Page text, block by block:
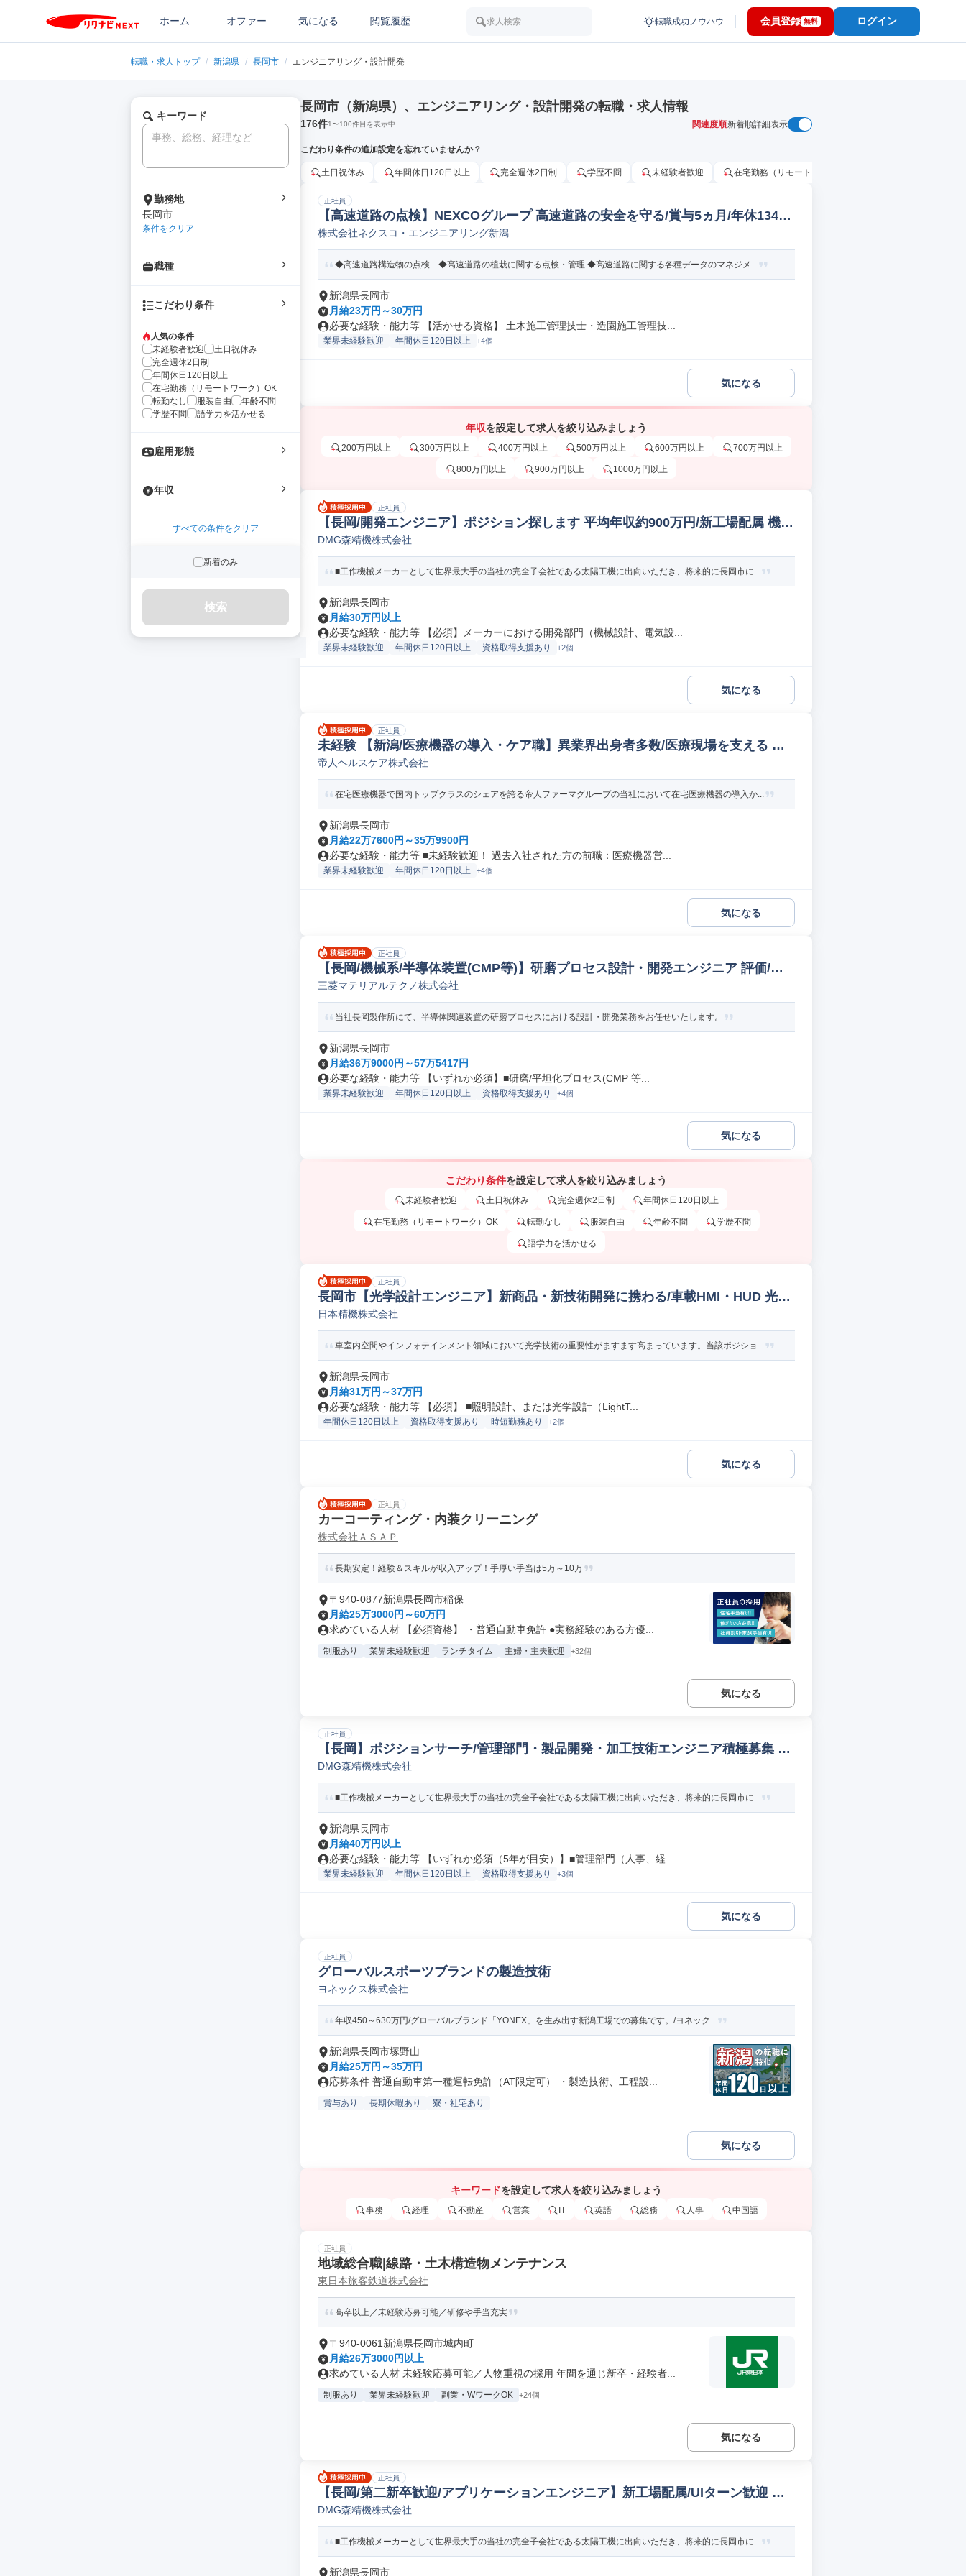
ホーム オファー 気になる 閲覧履歴 求人検索 転職成功ノウハウ 会員登録 無料 ログイン
転職・求人トップ / 新潟県 / 長岡市 / エンジニアリング・設計開発
キーワード
勤務地
長岡市
条件をクリア
職種
こだわり条件
人気の条件
未経験者歓迎
土日祝休み
完全週休2日制
年間休日120日以上
在宅勤務（リモートワーク）OK
転勤なし
服装自由
年齢不問
学歴不問
語学力を活かせる
雇用形態
年収
すべての条件をクリア
新着のみ
検索
長岡市（新潟県）、エンジニアリング・設計開発の転職・求人情報
176件1〜100件目を表示中 関連度順新着順詳細表示
こだわり条件の追加設定を忘れていませんか？
土日祝休み 年間休日120日以上 完全週休2日制 学歴不問 未経験者歓迎 在宅勤務（リモートワーク）OK
正社員
【高速道路の点検】NEXCOグループ 高速道路の安全を守る/賞与5ヵ月/年休134日
土木建設コンサルタント
株式会社ネクスコ・エンジニアリング新潟
◆高速道路構造物の点検 ◆高速道路の植栽に関する点検・管理 ◆高速道路に関する各種データのマネジメ...
新潟県長岡市
月給23万円～30万円
必要な経験・能力等 【活かせる資格】 土木施工管理技士・造園施工管理技...
業界未経験歓迎 年間休日120日以上 +4個
気になる
年収を設定して求人を絞り込みましょう
200万円以上 300万円以上 400万円以上 500万円以上 600万円以上 700万円以上
800万円以上 900万円以上 1000万円以上
正社員
【長岡/開発エンジニア】ポジション探します 平均年収約900万円/新工場配属 機械
研究開発
DMG森精機株式会社
■工作機械メーカーとして世界最大手の当社の完全子会社である太陽工機に出向いただき、将来的に長岡市に...
新潟県長岡市
月給30万円以上
必要な経験・能力等 【必須】メーカーにおける開発部門（機械設計、電気設...
業界未経験歓迎 年間休日120日以上 資格取得支援あり +2個
気になる
正社員
未経験 【新潟/医療機器の導入・ケア職】異業界出身者多数/医療現場を支える 機
械フィールド/サポートエンジニア
帝人ヘルスケア株式会社
在宅医療機器で国内トップクラスのシェアを誇る帝人ファーマグループの当社において在宅医療機器の導入か...
新潟県長岡市
月給22万7600円～35万9900円
必要な経験・能力等 ■未経験歓迎！ 過去入社された方の前職：医療機器営...
業界未経験歓迎 年間休日120日以上 +4個
気になる
正社員
【長岡/機械系/半導体装置(CMP等)】研磨プロセス設計・開発エンジニア 評価/実
験/テスト(機械/電気/電子製品専門職)
三菱マテリアルテクノ株式会社
当社長岡製作所にて、半導体関連装置の研磨プロセスにおける設計・開発業務をお任せいたします。
新潟県長岡市
月給36万9000円～57万5417円
必要な経験・能力等 【いずれか必須】■研磨/平坦化プロセス(CMP 等...
業界未経験歓迎 年間休日120日以上 資格取得支援あり +4個
気になる
こだわり条件を設定して求人を絞り込みましょう
未経験者歓迎 土日祝休み 完全週休2日制 年間休日120日以上
在宅勤務（リモートワーク）OK 転勤なし 服装自由 年齢不問 学歴不問
語学力を活かせる
正社員
長岡市【光学設計エンジニア】新商品・新技術開発に携わる/車載HMI・HUD 光学
設計
日本精機株式会社
車室内空間やインフォテインメント領域において光学技術の重要性がますます高まっています。当該ポジショ...
新潟県長岡市
月給31万円～37万円
必要な経験・能力等 【必須】 ■照明設計、または光学設計（LightT...
年間休日120日以上 資格取得支援あり 時短勤務あり +2個
気になる
正社員
カーコーティング・内装クリーニング
株式会社ＡＳＡＰ
長期安定！経験＆スキルが収入アップ！手厚い手当は5万～10万
〒940-0877新潟県長岡市稲保
月給25万3000円～60万円
求めている人材 【必須資格】 ・普通自動車免許 ●実務経験のある方優...
制服あり 業界未経験歓迎 ランチタイム 主婦・主夫歓迎 +32個
気になる
正社員
【長岡】ポジションサーチ/管理部門・製品開発・加工技術エンジニア積極募集 福
利厚生/労務/給与管理人事
DMG森精機株式会社
■工作機械メーカーとして世界最大手の当社の完全子会社である太陽工機に出向いただき、将来的に長岡市に...
新潟県長岡市
月給40万円以上
必要な経験・能力等 【いずれか必須（5年が目安）】■管理部門（人事、経...
業界未経験歓迎 年間休日120日以上 資格取得支援あり +3個
気になる
正社員
グローバルスポーツブランドの製造技術
ヨネックス株式会社
年収450～630万円/グローバルブランド「YONEX」を生み出す新潟工場での募集です。/ヨネック...
新潟県長岡市塚野山
月給25万円～35万円
応募条件 普通自動車第一種運転免許（AT限定可） ・製造技術、工程設...
賞与あり 長期休暇あり 寮・社宅あり
気になる
キーワードを設定して求人を絞り込みましょう
事務 経理 不動産 営業 IT 英語 総務 人事 中国語
正社員
地域総合職|線路・土木構造物メンテナンス
東日本旅客鉄道株式会社
高卒以上／未経験応募可能／研修や手当充実
〒940-0061新潟県長岡市城内町
月給26万3000円以上
求めている人材 未経験応募可能／人物重視の採用 年間を通じ新卒・経験者...
制服あり 業界未経験歓迎 副業・WワークOK +24個
気になる
正社員
【長岡/第二新卒歓迎/アプリケーションエンジニア】新工場配属/UIターン歓迎 機
械フィールド/サポートエンジニア
DMG森精機株式会社
■工作機械メーカーとして世界最大手の当社の完全子会社である太陽工機に出向いただき、将来的に長岡市に...
新潟県長岡市